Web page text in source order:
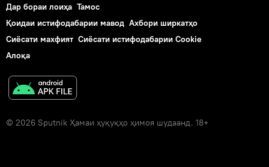
Дар бораи лоиҳа Тамос
Қоидаи истифодабарии мавод Ахбори ширкатҳо
Сиёсати махфият Сиёсати истифодабарии Cookie
Алоқа
© 2026 Sputnik Ҳамаи ҳуқуқҳо ҳимоя шудаанд. 18+